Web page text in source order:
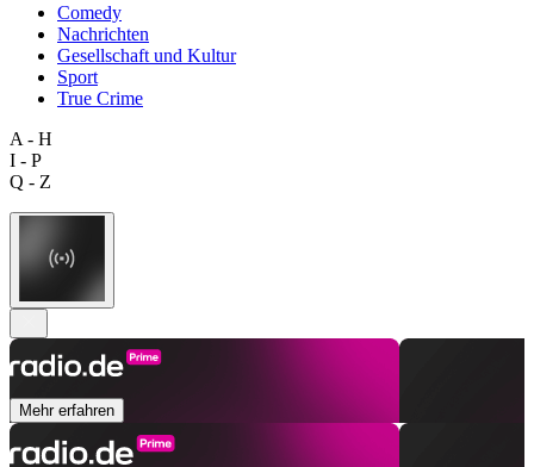
Comedy
Nachrichten
Gesellschaft und Kultur
Sport
True Crime
A - H
I - P
Q - Z
Mehr erfahren